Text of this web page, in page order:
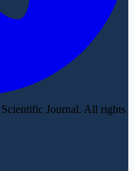
Journal. All rights